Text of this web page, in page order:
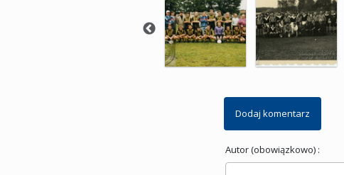
Dodaj komentarz
Autor (obowiązkowo) :